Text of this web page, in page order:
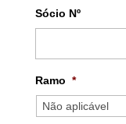
Sócio Nº
Ramo *